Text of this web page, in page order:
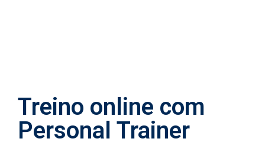
Treino online com
Personal Trainer